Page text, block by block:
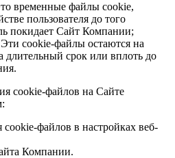
временные файлы cookie,
пользователя до того
покидает Сайт Компании;
cookie-файлы остаются на
длительный срок или вплоть до
cookie-файлов на Сайте
файлов в настройках веб-
Компании.